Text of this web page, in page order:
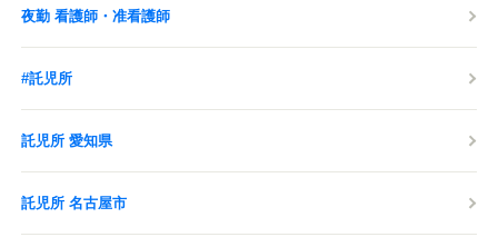
夜勤 看護師・准看護師
#託児所
託児所 愛知県
託児所 名古屋市